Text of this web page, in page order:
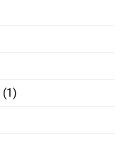
(1)